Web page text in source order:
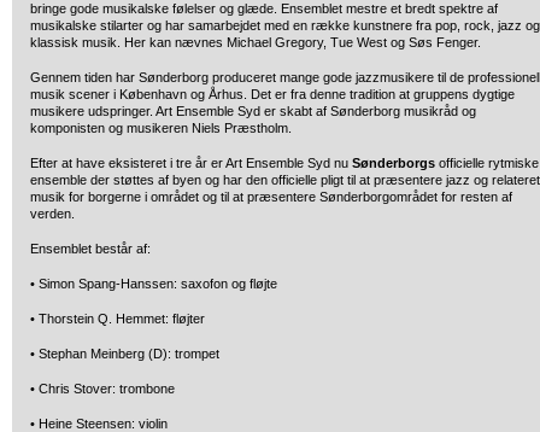
bringe gode musikalske følelser og glæde. Ensemblet mestre et bredt spektre af
musikalske stilarter og har samarbejdet med en række kunstnere fra pop, rock, jazz og
klassisk musik. Her kan nævnes Michael Gregory, Tue West og Søs Fenger.
Gennem tiden har Sønderborg produceret mange gode jazzmusikere til de
musik scener i København og Århus. Det er fra denne tradition at gruppens dygtige
musikere udspringer. Art Ensemble Syd er skabt af Sønderborg musikråd og
komponisten og musikeren Niels Præstholm.
Efter at have eksisteret i tre år er Art Ensemble Syd nu Sønderborgs officielle rytmiske
ensemble der støttes af byen og har den officielle pligt til at præsentere jazz og relateret
musik for borgerne i området og til at præsentere Sønderborgområdet for resten af
verden.
Ensemblet består af:
• Simon Spang-Hanssen: saxofon og fløjte
• Thorstein Q. Hemmet: fløjter
• Stephan Meinberg (D): trompet
• Chris Stover: trombone
• Heine Steensen: violin